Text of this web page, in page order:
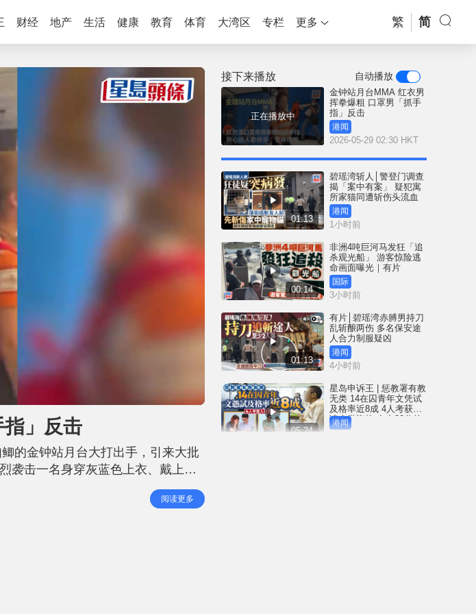
财经 地产 生活 健康 教育 体育 大湾区 专栏 更多 繁 简
」反击
的金钟站月台大打出手，引来大批
袭击一名身穿灰蓝色上衣、戴上口
激动，一边用手指指向对方，一边
伸手发力抓向红衣男指向他的手
阅读更多
接下来播放 自动播放
正在播放中
金钟站月台MMA 红衣男
挥拳爆粗 口罩男「抓手
指」反击
港闻
2026-05-29 02:30 HKT
01:13
碧瑶湾斩人│警登门调查
揭「案中有案」 疑犯寓
所家猫同遭斩伤头流血
港闻
1小时前
00:14
非洲4吨巨河马发狂「追
杀观光船」 游客惊险逃
命画面曝光｜有片
国际
3小时前
01:13
有片│碧瑶湾赤膊男持刀
乱斩酿两伤 多名保安途
人合力制服疑凶
港闻
4小时前
05:24
星岛申诉王 | 惩教署有教
无类 14在囚青年文凭试
及格率近8成 4人考获入
读大学资格 有夺22分佳
绩兼「摘星」
港闻